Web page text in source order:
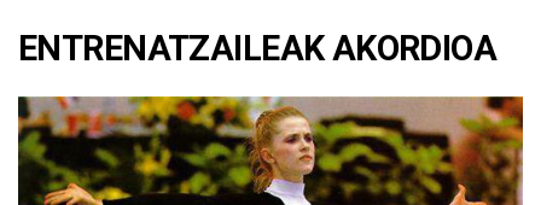
ENTRENATZAILEAK AKORDIOA